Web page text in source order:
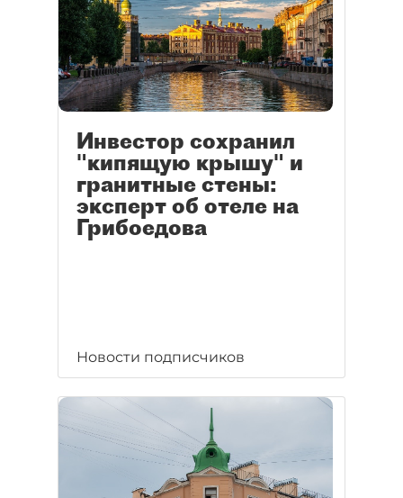
Инвестор сохранил
"кипящую крышу" и
гранитные стены:
эксперт об отеле на
Грибоедова
Новости подписчиков